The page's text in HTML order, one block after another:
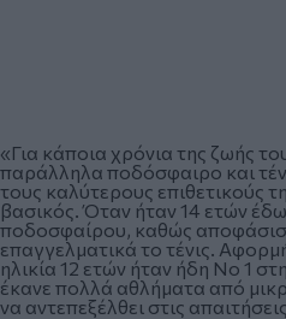
«Για κάποια χρόνια της ζωής
παράλληλα ποδόσφαιρο και
τους καλύτερους επιθετικούς
βασικός. Όταν ήταν 14 ετών
ποδοσφαίρου, καθώς
επαγγελματικά το τένις.
ηλικία 12 ετών ήταν ήδη Νο 1
έκανε πολλά αθλήματα από
να αντεπεξέλθει στις